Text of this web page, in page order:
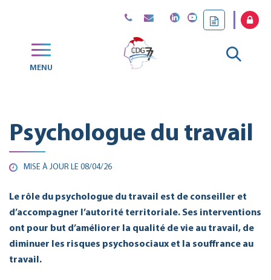
MENU
Aller
Psychologue du travail
MISE À JOUR LE 08/04/26
Le rôle du psychologue du travail est de conseiller et
d’accompagner l’autorité territoriale. Ses interventions
ont pour but d’améliorer la qualité de vie au travail, de
diminuer les risques psychosociaux et la souffrance au
travail.